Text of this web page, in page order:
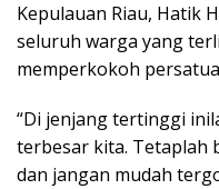
Kepulauan Riau, Hatik
seluruh warga yang
memperkokoh
“Di jenjang tertinggi
terbesar kita. Tetaplah
dan jangan mudah